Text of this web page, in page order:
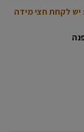
לקחת חצי מידה